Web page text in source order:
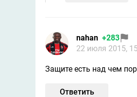
nahan +283
22 июля 2015,
Защите есть над чем
Ответить